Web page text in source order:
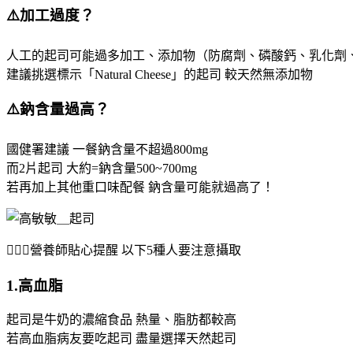
⚠️加工過度？
人工的起司可能過多加工、添加物（防腐劑、磷酸鈣、乳化劑
建議挑選標示「Natural Cheese」的起司 較天然無添加物
⚠️鈉含量過高？
國健署建議 一餐鈉含量不超過800mg
而2片起司 大約=鈉含量500~700mg
若再加上其他重口味配餐 鈉含量可能就過高了！
👩🏻‍⚕️營養師貼心提醒 以下5種人要注意攝取
1.高血脂
起司是牛奶的濃縮食品 熱量、脂肪都較高
若高血脂病友要吃起司 盡量選擇天然起司